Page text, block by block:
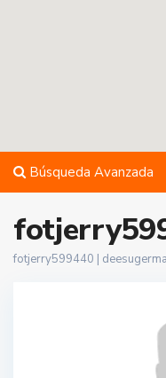
Búsqueda Avanzada
fotjerry599440 |